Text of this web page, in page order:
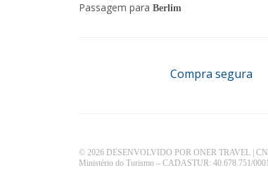
Passagem para Berlim
Compra segura
© 2026 DESENVOLVIDO POR ONER TRAVEL |
Ministério do Turismo – CADASTUR: 40.678.751/